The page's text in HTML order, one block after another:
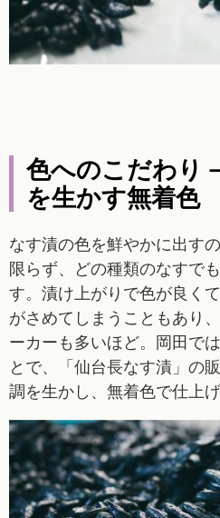
色へのこだわり
を生かす無着色
なす漬の色を鮮やかに出す
限らず、どの種類のなすで
す。漬け上がりで色が良く
がさめてしまうこともあり
ーカーも多いほど。岡田で
とで、「仙台長なす漬」の
調を生かし、無着色で仕上げ